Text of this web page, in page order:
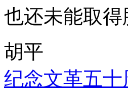
也还未能取得
胡平
纪念文革五十